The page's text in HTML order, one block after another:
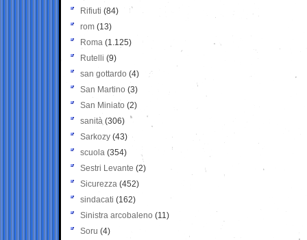
Rifiuti (84)
rom (13)
Roma (1.125)
Rutelli (9)
san gottardo (4)
San Martino (3)
San Miniato (2)
sanità (306)
Sarkozy (43)
scuola (354)
Sestri Levante (2)
Sicurezza (452)
sindacati (162)
Sinistra arcobaleno (11)
Soru (4)